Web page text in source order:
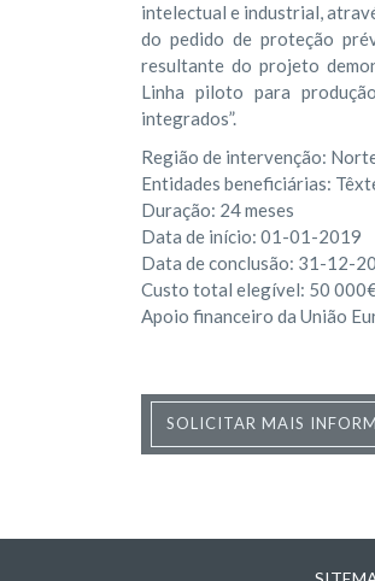
intelectual e industrial,
do pedido de proteção
resultante do projeto
Linha piloto para
integrados”.
Região de intervenção:
Entidades beneficiárias:
Duração: 24 meses
Data de início: 01-01-2019
Data de conclusão: 31-12-
Custo total elegível: 50
Apoio financeiro da União
SOLICITAR MAIS